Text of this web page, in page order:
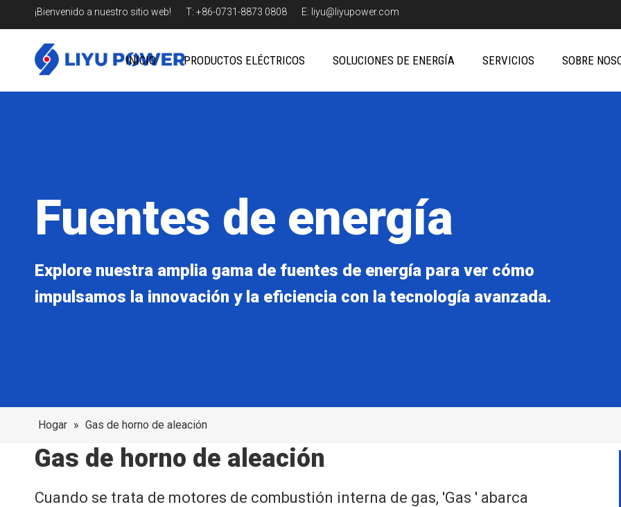
¡Bienvenido a nuestro sitio web! T: +86-0731-8873 0808 E: liyu@liyupower.com
INICIO PRODUCTOS ELÉCTRICOS SOLUCIONES DE ENERGÍA SERVICIOS SOBRE
Fuentes de energía
Explore nuestra amplia gama de fuentes de energía para ver cómo
impulsamos la innovación y la eficiencia con la tecnología avanzada.
Hogar » Gas de horno de aleación
Gas de horno de aleación
Cuando se trata de motores de combustión interna de gas, 'Gas ' abarca